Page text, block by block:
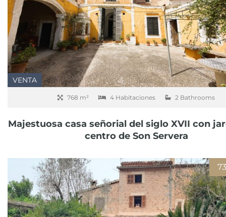
VENTA
768 m² 4 Habitaciones 2 Bathrooms
Majestuosa casa señorial del siglo XVII con
centro de Son Servera